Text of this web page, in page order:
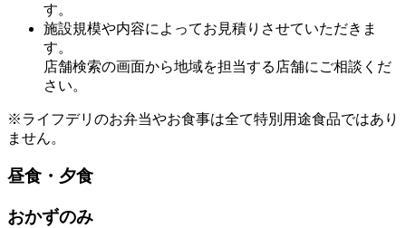
す。
施設規模や内容によってお見積りさせていただきま
す。
店舗検索の画面から地域を担当する店舗にご相談くだ
さい。
※ライフデリのお弁当やお食事は全て特別用途食品ではあり
ません。
昼食・夕食
おかずのみ